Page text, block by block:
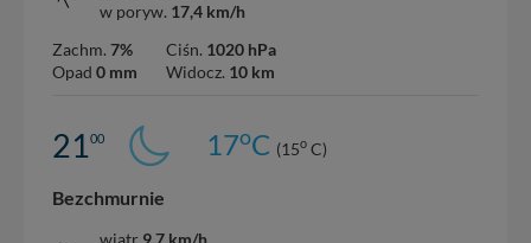
w poryw. 17,4 km/h
Zachm. 7%
Opad 0 mm
Ciśn. 1020 hPa
Widocz. 10 km
2100 17oC (15o C)
Bezchmurnie
wiatr 9,7 km/h